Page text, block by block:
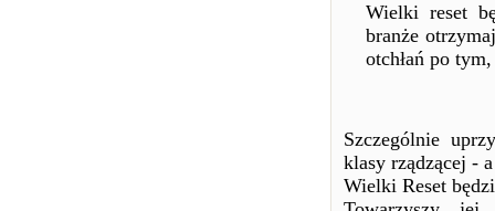
Wielki reset
branże
otchłań po
Szczególnie
klasy rządzącej -
Wielki Reset